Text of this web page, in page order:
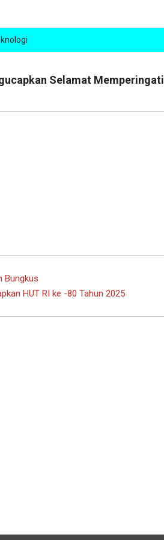
Selamat Memperingati
Bungkus
HUT RI ke -80 Tahun 2025